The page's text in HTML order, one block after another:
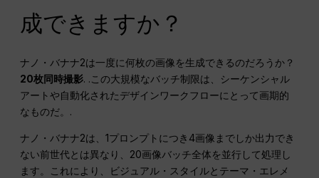
成できますか？
ナノ・バナナ2は一度に何枚の画像を生成できるのだろうか？
20枚同時撮影. .この大規模なバッチ制限は、シーケンシャル
アートや自動化されたデザインワークフローにとって画期的
なものだ。.
ナノ・バナナ2は、1プロンプトにつき4画像までしか出力でき
ない前世代とは異なり、20画像バッチ全体を並行して処理し
ます。これにより、ビジュアル・スタイルとテーマ・エレメ